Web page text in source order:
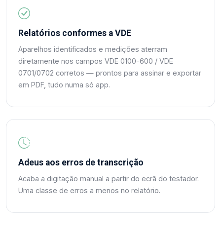
Relatórios conformes a VDE
Aparelhos identificados e medições aterram
diretamente nos campos VDE 0100-600 / VDE
0701/0702 corretos — prontos para assinar e exportar
em PDF, tudo numa só app.
Adeus aos erros de transcrição
Acaba a digitação manual a partir do ecrã do testador.
Uma classe de erros a menos no relatório.